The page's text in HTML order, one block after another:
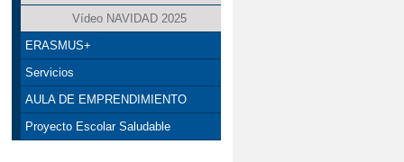
Vídeo NAVIDAD 2025
ERASMUS+
Servicios
AULA DE EMPRENDIMIENTO
Proyecto Escolar Saludable